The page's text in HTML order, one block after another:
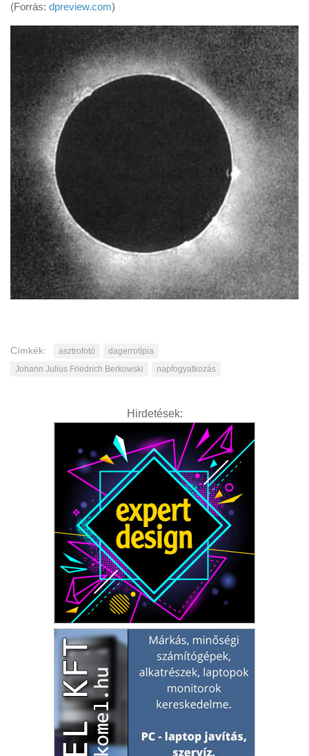
(Forrás: dpreview.com)
Címkék: asztrofotó
dagerrotípia
Johann Julius Friedrich Berkowski
napfogyatkozás
Hirdetések: